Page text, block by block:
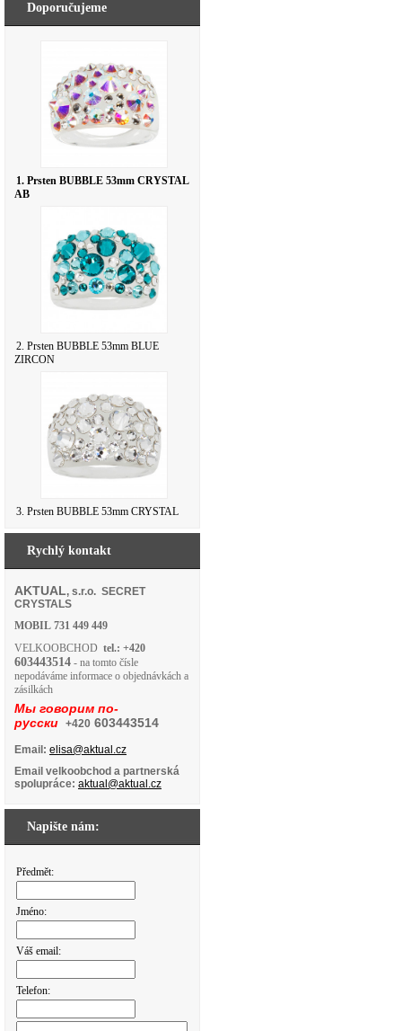
Doporučujeme
1. Prsten BUBBLE 53mm CRYSTAL
AB
2. Prsten BUBBLE 53mm BLUE
ZIRCON
3. Prsten BUBBLE 53mm CRYSTAL
Rychlý kontakt
AKTUAL, s.r.o. SECRET
CRYSTALS
MOBIL 731 449 449
VELKOOBCHOD tel.: +420
603443514 - na tomto čísle
nepodáváme informace o objednávkách a
zásilkách
Мы говорим по-
русски +420 603443514
Email: elisa@aktual.cz
Email velkoobchod a partnerská
spolupráce: aktual@aktual.cz
Napište nám:
Předmět:
Jméno:
Váš email:
Telefon: